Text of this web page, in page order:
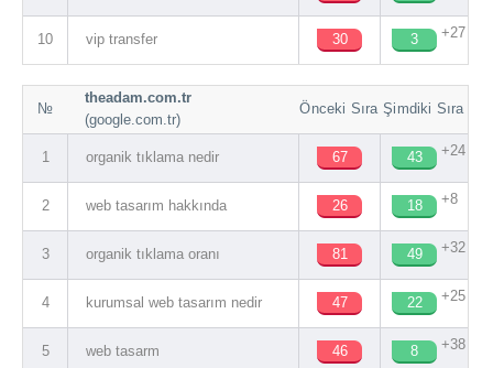
10 vip transfer 30 3 +27
№
theadam.com.tr
(google.com.tr)
Önceki Sıra Şimdiki Sıra
1 organik tıklama nedir 67 43 +24
2 web tasarım hakkında 26 18 +8
3 organik tıklama oranı 81 49 +32
4 kurumsal web tasarım nedir 47 22 +25
5 web tasarm 46 8 +38